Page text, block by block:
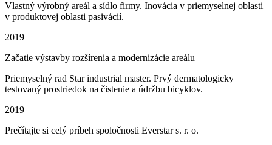
Vlastný výrobný areál a sídlo firmy. Inovácia v priemyselnej oblasti
v produktovej oblasti pasivácií.
2019
Začatie výstavby rozšírenia a modernizácie areálu
Priemyselný rad Star industrial master. Prvý dermatologicky
testovaný prostriedok na čistenie a údržbu bicyklov.
2019
Prečítajte si celý príbeh spoločnosti Everstar s. r. o.